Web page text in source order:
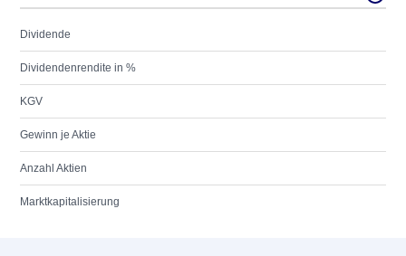
Dividende
Dividendenrendite in %
KGV
Gewinn je Aktie
Anzahl Aktien
Marktkapitalisierung